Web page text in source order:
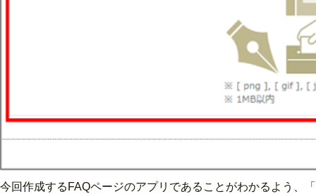
今回作成するFAQページのアプリであることがわかるよう、